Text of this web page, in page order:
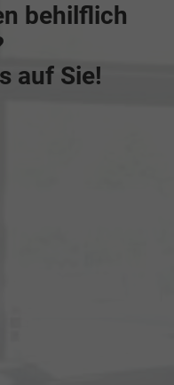
behilflich
auf Sie!